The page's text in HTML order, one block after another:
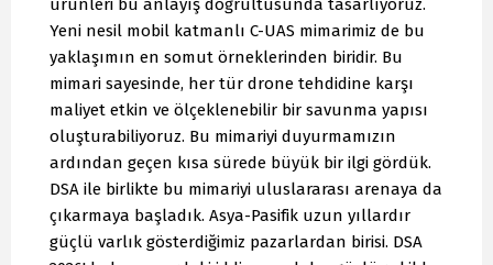
ürünleri bu anlayış doğrultusunda tasarlıyoruz.
Yeni nesil mobil katmanlı C-UAS mimarimiz de bu
yaklaşımın en somut örneklerinden biridir. Bu
mimari sayesinde, her tür drone tehdidine karşı
maliyet etkin ve ölçeklenebilir bir savunma yapısı
oluşturabiliyoruz. Bu mimariyi duyurmamızın
ardından geçen kısa sürede büyük bir ilgi gördük.
DSA ile birlikte bu mimariyi uluslararası arenaya da
çıkarmaya başladık. Asya-Pasifik uzun yıllardır
güçlü varlık gösterdiğimiz pazarlardan birisi. DSA